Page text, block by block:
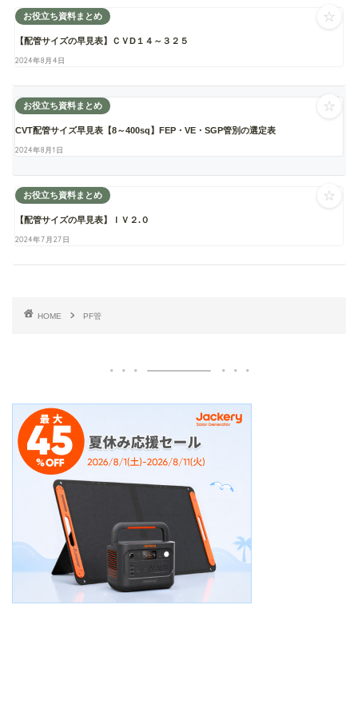
お役立ち資料まとめ
【配管サイズの早見表】ＣＶD１４～３２５
2024年8月4日
☆
お役立ち資料まとめ
CVT配管サイズ早見表【8～400sq】FEP・VE・SGP管別の選定表
2024年8月1日
☆
お役立ち資料まとめ
【配管サイズの早見表】ＩＶ２.０
2024年7月27日
☆
HOME PF管